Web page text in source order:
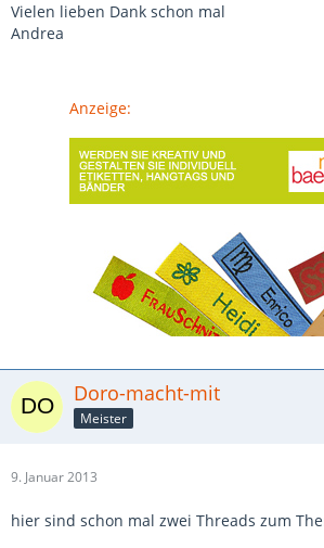
Vielen lieben Dank schon mal
Andrea
Anzeige:
Doro-macht-mit
Meister
9. Januar 2013
hier sind schon mal zwei Threads zum